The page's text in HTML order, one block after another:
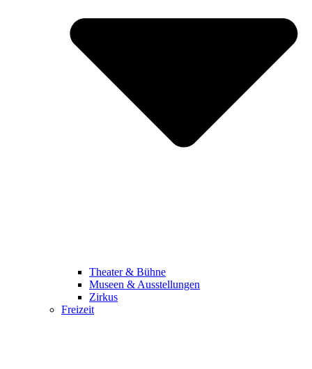
Theater & Bühne
Museen & Ausstellungen
Zirkus
Freizeit